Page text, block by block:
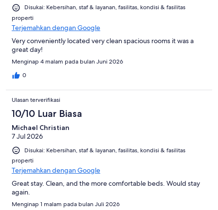
Disukai: Kebersihan, staf & layanan, fasilitas, kondisi & fasilitas
properti
Terjemahkan dengan Google
Very conveniently located very clean spacious rooms it was a
great day!
Menginap 4 malam pada bulan Juni 2026
0
Ulasan terverifikasi
10/10 Luar Biasa
Michael Christian
7 Jul 2026
Disukai: Kebersihan, staf & layanan, fasilitas, kondisi & fasilitas
properti
Terjemahkan dengan Google
Great stay. Clean, and the more comfortable beds. Would stay
again.
Menginap 1 malam pada bulan Juli 2026